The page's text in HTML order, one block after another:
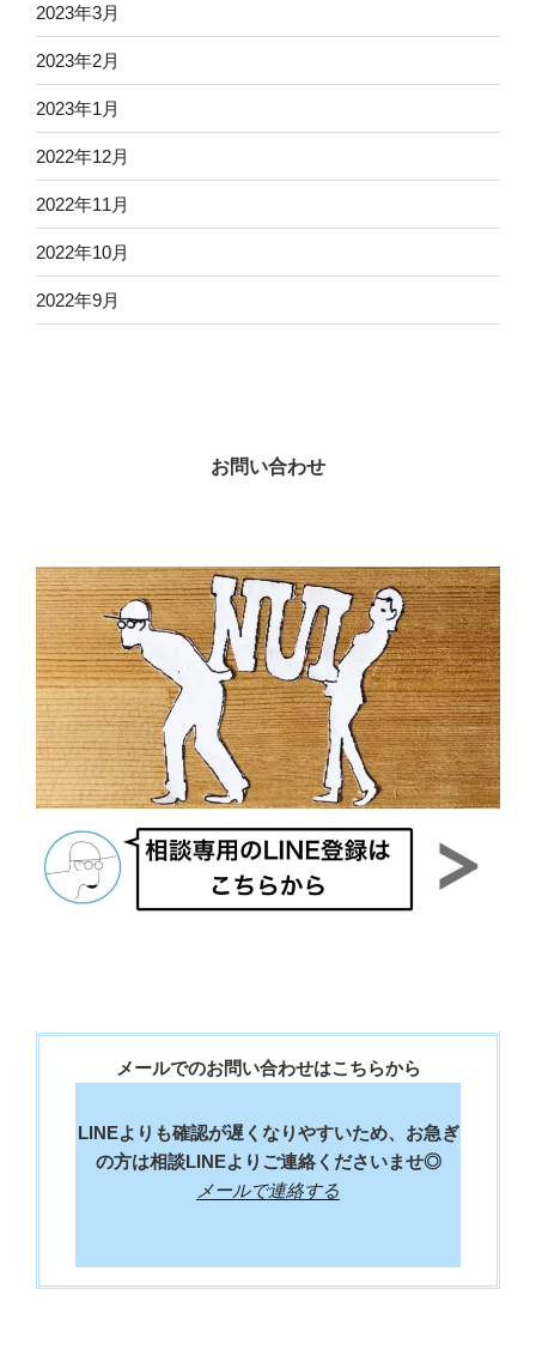
2023年3月
2023年2月
2023年1月
2022年12月
2022年11月
2022年10月
2022年9月
お問い合わせ
メールでのお問い合わせはこちらから
LINEよりも確認が遅くなりやすいため、お急ぎ
の方は相談LINEよりご連絡くださいませ◎
メールで連絡する